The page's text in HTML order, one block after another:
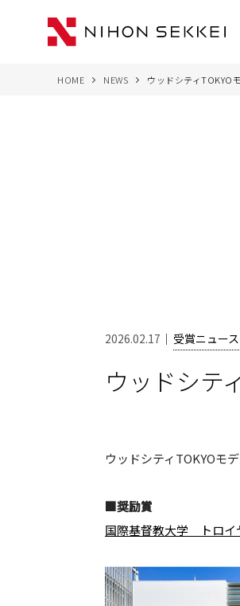
HOME NEWS ウッドシティ
2026.02.17 受賞ニュース
ウッドシテ
ウッドシティTOKYOモ
■奨励賞
国際基督教大学 トロイ